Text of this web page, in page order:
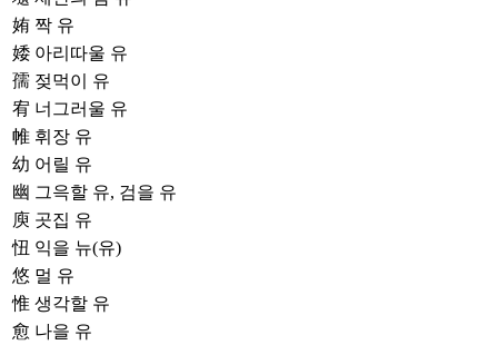
姷 짝 유
婑 아리따울 유
孺 젖먹이 유
宥 너그러울 유
帷 휘장 유
幼 어릴 유
幽 그윽할 유, 검을 유
庾 곳집 유
忸 익을 뉴(유)
悠 멀 유
惟 생각할 유
愈 나을 유